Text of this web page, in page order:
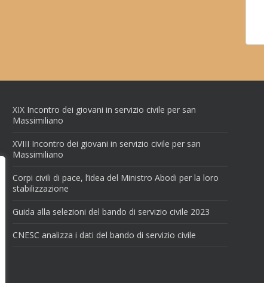
XIX Incontro dei giovani in servizio civile per san
Massimiliano
XVIII Incontro dei giovani in servizio civile per san
Massimiliano
Corpi civili di pace, l’idea del Ministro Abodi per la loro
stabilizzazione
Guida alla selezioni del bando di servizio civile 2023
CNESC analizza i dati del bando di servizio civile